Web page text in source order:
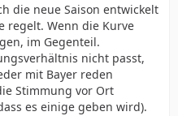
die neue Saison entwickelt
regelt. Wenn die Kurve
im Gegenteil.
nicht passt,
mit Bayer reden
Stimmung vor Ort
es einige geben wird).